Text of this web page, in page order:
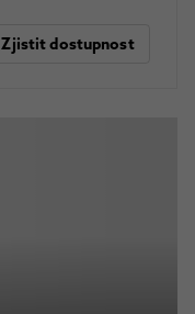
Zjistit dostupnost